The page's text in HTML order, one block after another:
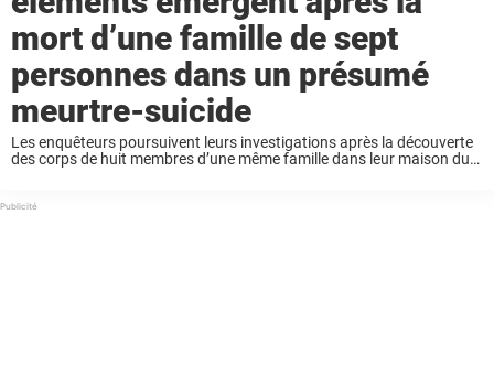
mort d’une famille de sept
personnes dans un présumé
meurtre-suicide
Les enquêteurs poursuivent leurs investigations après la découverte
des corps de huit membres d’une même famille dans leur maison du